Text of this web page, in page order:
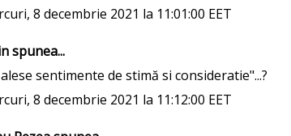
8 decembrie 2021 la 11:01:00 EET
spunea...
sentimente de stimă si consideratie"...?
8 decembrie 2021 la 11:12:00 EET